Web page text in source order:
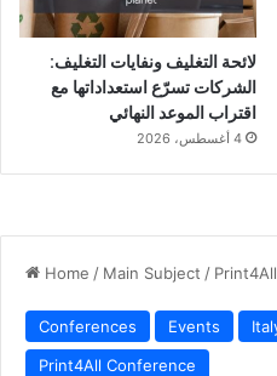
وبدعم من وكالة التجارة الإيطالية (ITA)، وبمشاركة وفد دولي يضم
نحو 60 مشغلاً من أكثر من 30 دولة، يعزز مؤتمر Print4All 2026
مكانته الدولية كمنصة استراتيجية تمهّد الطريق نحو Print4All
لائحة التغليف ونفايات التغليف:
الشركات تسرّع استعداداتها مع
اقتراب الموعد النهائي
4 أغسطس، 2026